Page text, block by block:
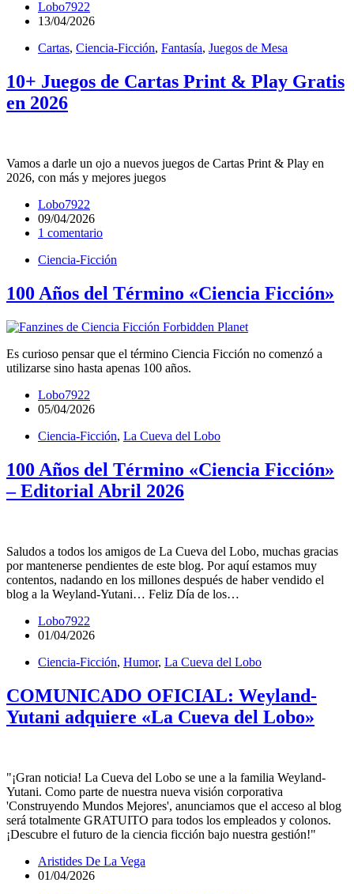
Lobo7922
13/04/2026
Cartas, Ciencia-Ficción, Fantasía, Juegos de Mesa
10+ Juegos de Cartas Print & Play Gratis
en 2026
Vamos a darle un ojo a nuevos juegos de Cartas Print & Play en
2026, con más y mejores juegos
Lobo7922
09/04/2026
1 comentario
Ciencia-Ficción
100 Años del Término «Ciencia Ficción»
Es curioso pensar que el término Ciencia Ficción no comenzó a
utilizarse sino hasta apenas 100 años.
Lobo7922
05/04/2026
Ciencia-Ficción, La Cueva del Lobo
100 Años del Término «Ciencia Ficción»
– Editorial Abril 2026
Saludos a todos los amigos de La Cueva del Lobo, muchas gracias
por mantenerse pendientes de este blog. Por aquí estamos muy
contentos, nadando en los millones después de haber vendido el
blog a la Weyland-Yutani… Feliz Día de los…
Lobo7922
01/04/2026
Ciencia-Ficción, Humor, La Cueva del Lobo
COMUNICADO OFICIAL: Weyland-
Yutani adquiere «La Cueva del Lobo»
"¡Gran noticia! La Cueva del Lobo se une a la familia Weyland-
Yutani. Como parte de nuestra nueva visión corporativa
'Construyendo Mundos Mejores', anunciamos que el acceso al blog
será totalmente GRATUITO para todos los empleados y colonos.
¡Descubre el futuro de la ciencia ficción bajo nuestra gestión!"
Aristides De La Vega
01/04/2026